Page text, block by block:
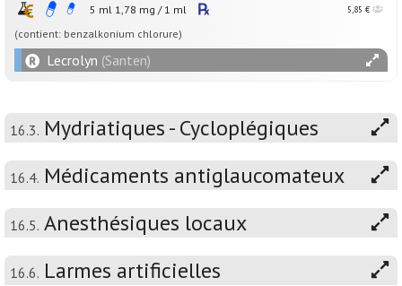
5 ml 1,78 mg / 1 ml 5,85 €
(contient: benzalkonium chlorure)
Lecrolyn (Santen)
16.3. Mydriatiques - Cycloplégiques
16.4. Médicaments antiglaucomateux
16.5. Anesthésiques locaux
16.6. Larmes artificielles